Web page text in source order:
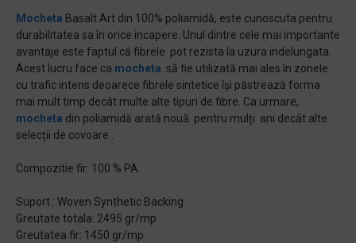
Mocheta Basalt Art din 100% poliamidă, este cunoscuta pentru
durabilitatea sa în orice incapere. Unul dintre cele mai importante
avantaje este faptul că fibrele pot rezista la uzura indelungata.
Acest lucru face ca mocheta să fie utilizată mai ales în zonele
cu trafic intens deoarece fibrele sintetice își păstrează forma
mai mult timp decât multe alte tipuri de fibre. Ca urmare,
mocheta din poliamidă arată nouă pentru mulți ani decât alte
selecții de covoare .
Compozitie fir: 100 % PA
Suport : Woven Synthetic Backing
Greutate totala: 2495 gr/mp
Greutatea fir: 1450 gr/mp